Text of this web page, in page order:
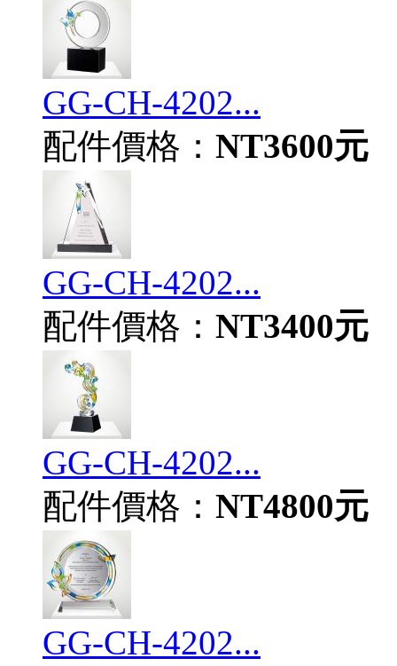
GG-CH-4202...
配件價格： NT3600元
GG-CH-4202...
配件價格： NT3400元
GG-CH-4202...
配件價格： NT4800元
GG-CH-4202...